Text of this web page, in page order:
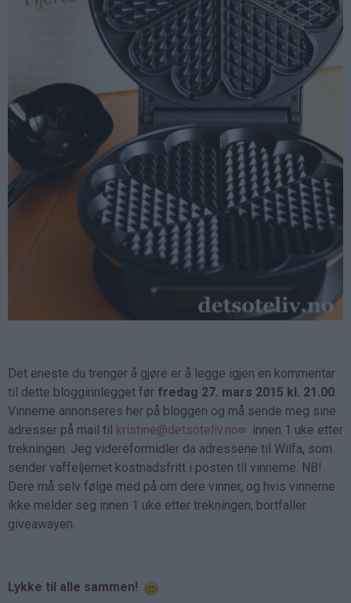
Det eneste du trenger å gjøre er å legge igjen en kommentar
til dette blogginnlegget før fredag 27. mars 2015 kl. 21.00.
Vinnerne annonseres her på bloggen og må sende meg sine
adresser på mail til kristine@detsoteliv.no
innen 1 uke etter
trekningen. Jeg videreformidler da adressene til Wilfa, som
sender vaffeljernet kostnadsfritt i posten til vinnerne. NB!
Dere må selv følge med på om dere vinner, og hvis vinnerne
ikke melder seg innen 1 uke etter trekningen, bortfaller
giveawayen.
Lykke til alle sammen!